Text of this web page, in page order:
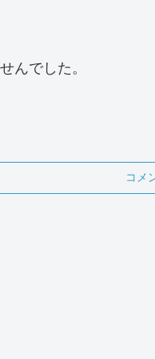
んでした。
コメ